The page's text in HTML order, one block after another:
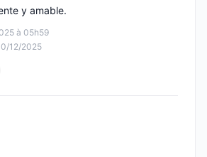
à 05h59
12/2025
y amable.